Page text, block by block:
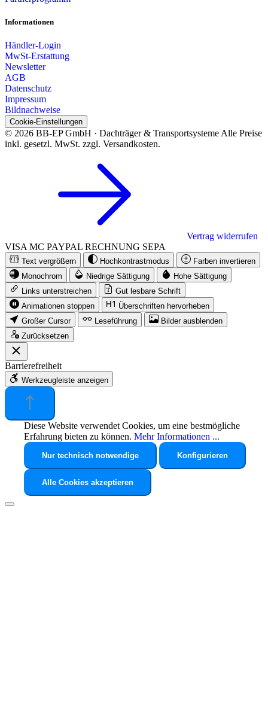
Informationen
Händler-Login
MwSt-Erstattung
Newsletter
AGB
Datenschutz
Impressum
Bildnachweise
Cookie-Einstellungen
© 2026 BB-EP GmbH · Dachträger & Transportsysteme Alle Preise
inkl. gesetzl. MwSt. zzgl. Versandkosten.
Vertrag widerrufen
VISA MC PAYPAL RECHNUNG SEPA
Text vergrößern Hochkontrastmodus
Farben invertieren
Monochrom
Niedrige Sättigung
Hohe Sättigung
Links unterstreichen
Gut lesbare Schrift
Animationen stoppen
Überschriften hervorheben
Großer Cursor
Leseführung
Bilder ausblenden
Zurücksetzen
Barrierefreiheit
Werkzeugleiste anzeigen
Diese Website verwendet Cookies, um eine bestmögliche
Erfahrung bieten zu können. Mehr Informationen ...
Nur technisch notwendige Konfigurieren
Alle Cookies akzeptieren